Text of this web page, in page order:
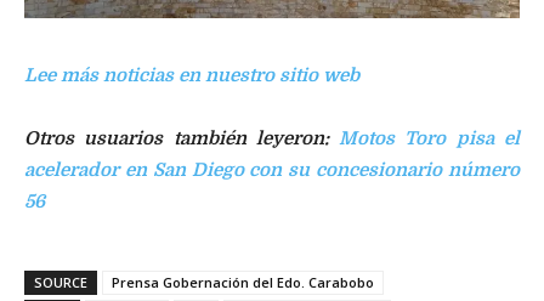
Lee más noticias en nuestro sitio web
Otros usuarios también leyeron:Motos Toro pisa el
acelerador en San Diego con su concesionario número
56
SOURCE
Prensa Gobernación del Edo. Carabobo